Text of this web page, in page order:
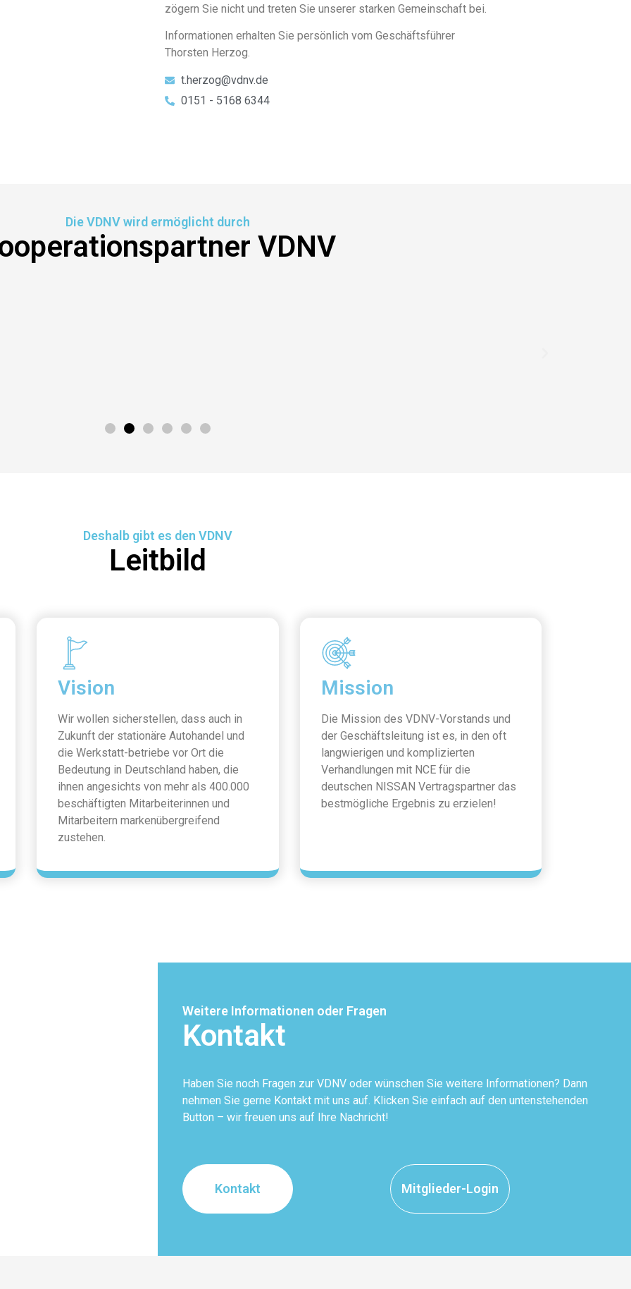
zögern Sie nicht und treten Sie unserer starken Gemeinschaft bei.
Informationen erhalten Sie persönlich vom Geschäftsführer
Thorsten Herzog.
t.herzog@vdnv.de
0151 - 5168 6344
Die VDNV wird ermöglicht durch
VDNV
Deshalb gibt es den VDNV
Leitbild
Vision
Wir wollen sicherstellen, dass auch in
Zukunft der stationäre Autohandel und
die Werkstatt-betriebe vor Ort die
Bedeutung in Deutschland haben, die
ihnen angesichts von mehr als 400.000
beschäftigten Mitarbeiterinnen und
Mitarbeitern markenübergreifend
zustehen.
Mission
Die Mission des VDNV-Vorstands und
der Geschäftsleitung ist es, in den oft
langwierigen und komplizierten
Verhandlungen mit NCE für die
deutschen NISSAN Vertragspartner das
bestmögliche Ergebnis zu erzielen!
Weitere Informationen oder Fragen
Kontakt
Haben Sie noch Fragen zur VDNV oder wünschen Sie weitere Informationen? Dann
nehmen Sie gerne Kontakt mit uns auf. Klicken Sie einfach auf den untenstehenden
Button – wir freuen uns auf Ihre Nachricht!
Kontakt Mitglieder-Login